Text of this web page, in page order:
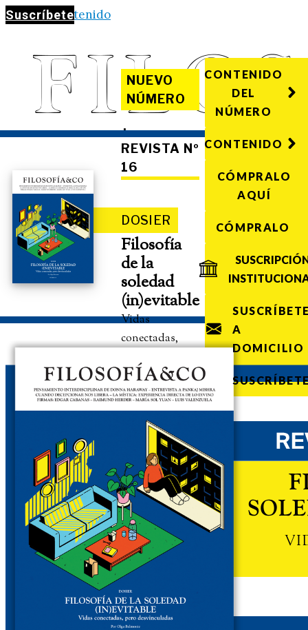
Suscríbete
Saltar al contenido
NUEVO
NÚMERO
·
REVISTA Nº
16
DOSIER
Filosofía
de la
soledad
(in)evitable
Vidas
conectadas,
desvinculadas
CONTENIDO
DEL
NÚMERO
CONTENIDO
CÓMPRALO
AQUÍ
CÓMPRALO
A
DOMICILIO